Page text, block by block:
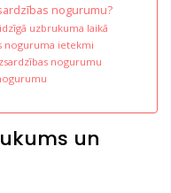
nogurumu?
uzbrukuma laikā
noguruma ietekmi
nogurumu
un